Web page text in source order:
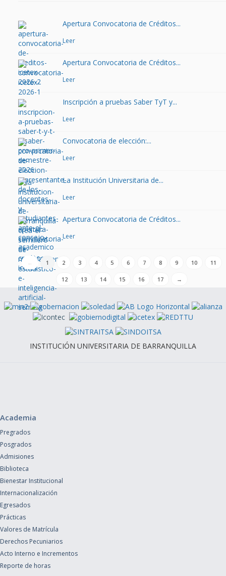
Apertura Convocatoria de Créditos...
Leer
Apertura Convocatoria de Créditos...
Leer
Inscripción a pruebas Saber TyT y...
Leer
Convocatoria de elección:...
Leer
La Institución Universitaria de...
Leer
Apertura Convocatoria de Créditos...
Leer
← 1 2 3 4 5 6 7 8 9 10 11
12 13 14 15 16 17 →
INSTITUCIÓN UNIVERSITARIA DE BARRANQUILLA
Academia
Pregrados
Posgrados
Admisiones
Biblioteca
Bienestar Institucional
Internacionalización
Egresados
Prácticas
Valores de Matrícula
Derechos Pecuniarios
Acto Interno e Incrementos
Reporte de horas